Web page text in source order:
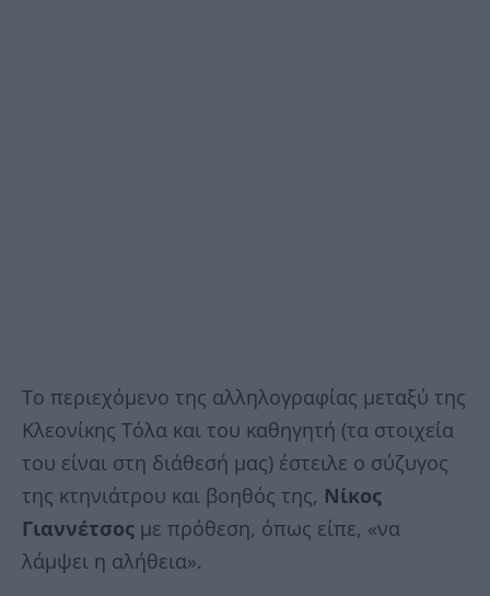
Το περιεχόμενο της αλληλογραφίας μεταξύ της
Κλεονίκης Τόλα και του καθηγητή (τα στοιχεία
του είναι στη διάθεσή μας) έστειλε o σύζυγος
της κτηνιάτρου και βοηθός της, Νίκος
Γιαννέτσος με πρόθεση, όπως είπε, «να
λάμψει η αλήθεια».